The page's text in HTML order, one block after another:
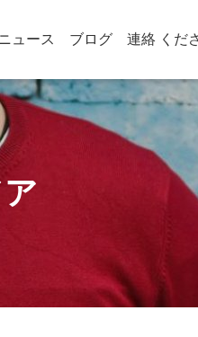
ュース ブログ 連絡 くだ